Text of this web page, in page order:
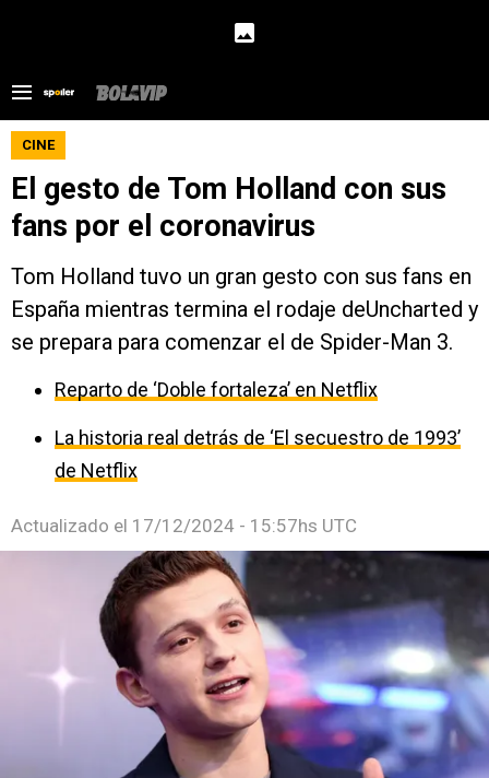
CINE
El gesto de Tom Holland con sus
fans por el coronavirus
Tom Holland tuvo un gran gesto con sus fans en
España mientras termina el rodaje deUncharted y
se prepara para comenzar el de Spider-Man 3.
Reparto de ‘Doble fortaleza’ en Netflix
La historia real detrás de ‘El secuestro de 1993’
de Netflix
Actualizado el 17/12/2024 - 15:57hs UTC